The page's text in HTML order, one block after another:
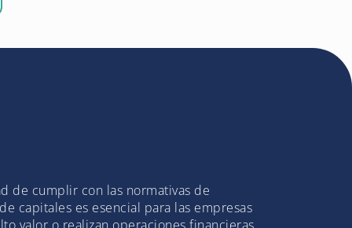
de cumplir con las normativas de
capitales es esencial para las empresas